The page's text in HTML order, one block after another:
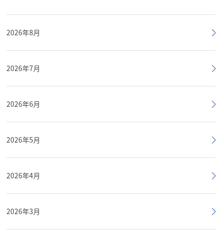
2026年8月
2026年7月
2026年6月
2026年5月
2026年4月
2026年3月